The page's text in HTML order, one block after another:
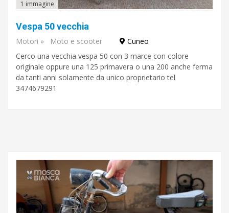
1 immagine
Vespa 50 vecchia
Motori » Moto e scooter
Cuneo
Cerco una vecchia vespa 50 con 3 marce con colore
originale oppure una 125 primavera o una 200 anche ferma
da tanti anni solamente da unico proprietario tel
3474679291